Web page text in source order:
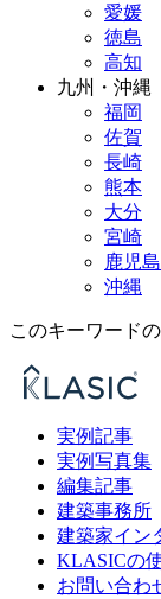
愛媛
徳島
高知
九州・沖縄
福岡
佐賀
長崎
熊本
大分
宮崎
鹿児島
沖縄
このキーワード
実例記事
実例写真集
編集記事
建築事務所
建築家イン
KLASICの
お問い合わ